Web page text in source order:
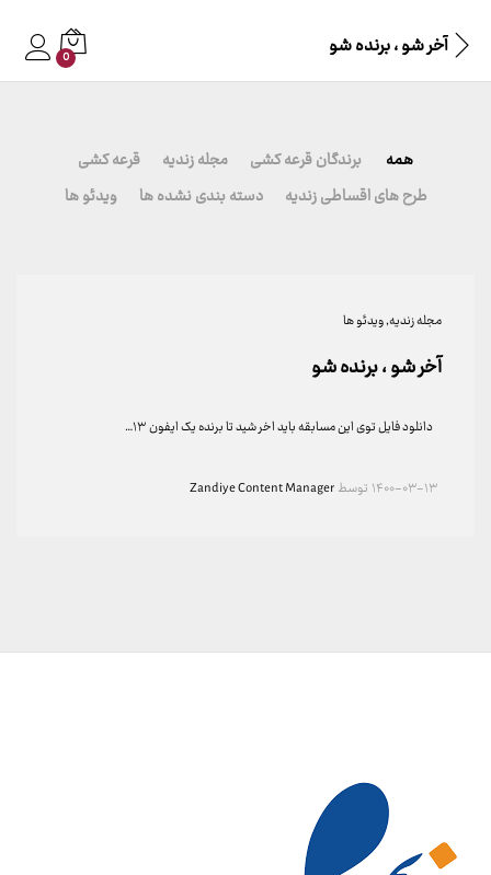
آخر شو ، برنده شو 0
همه برندگان قرعه کشی مجله زندیه
قرعه کشی
طرح های اقساطی زندیه
دسته بندی نشده ها ویدئو ها
مجله زندیه, ویدئو ها
آخر شو ، برنده شو
دانلود فایل توی این مسابقه باید اخر شید تا برنده یک ایفون ۱۳…
۱۴۰۰-۰۳-۱۳ توسطZandiye Content Manager